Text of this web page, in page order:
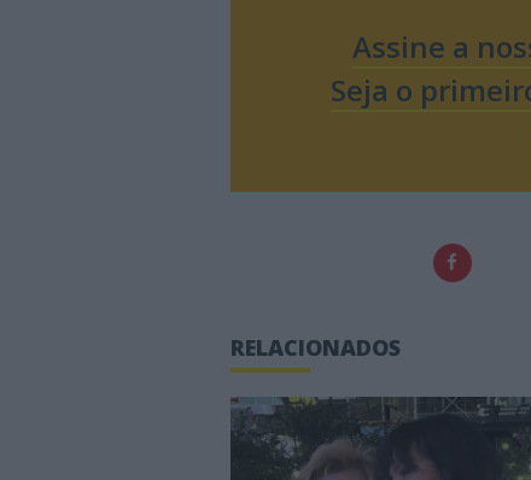
Assine a
Seja o
RELACIONADOS